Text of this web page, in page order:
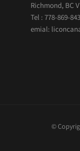
Richmond, BC
Tel : 778-869-
emial:
©